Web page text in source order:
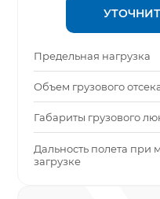
Предельная нагрузка
Объем грузового
Габариты грузового
Дальность полета при
загрузке